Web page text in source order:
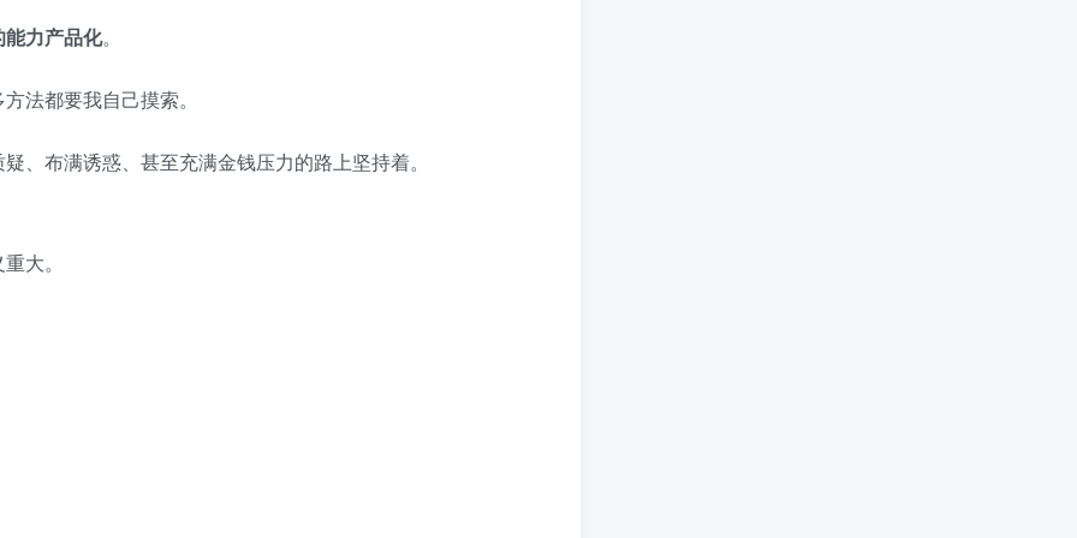
力产品化。
法都要我自己摸索。
、布满诱惑、甚至充满金钱压力的路上坚持着。
大。